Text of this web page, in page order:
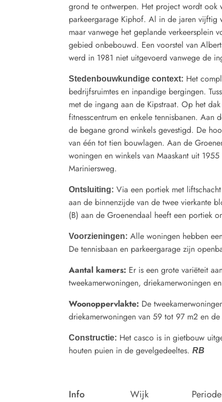
grond te ontwerpen. Het project wordt ook
parkeergarage Kiphof. Al in de jaren vijftig
maar vanwege het geplande verkeersplein
gebied onbebouwd. Een voorstel van
werd in 1981 niet uitgevoerd vanwege de
Stedenbouwkundige context: Het
bedrijfsruimtes en inpandige bergingen.
met de ingang aan de Kipstraat. Op het
fitnesscentrum en enkele tennisbanen.
de begane grond winkels gevestigd. De
van één tot tien bouwlagen. Aan de
woningen en winkels van Maaskant uit
Mariniersweg.
Ontsluiting: Via een portiek met
aan de binnenzijde van de twee vierkante
(B) aan de Groenendaal heeft een portiek
Voorzieningen: Alle woningen hebben
De tennisbaan en parkeergarage zijn
Aantal kamers: Er is een grote variëteit
tweekamerwoningen, driekamerwoningen
Woonoppervlakte: De
driekamerwoningen van 59 tot 97 m2 en
Constructie: Het casco is in gietbouw
houten puien in de gevelgedeeltes. RB
Info Wijk Periode